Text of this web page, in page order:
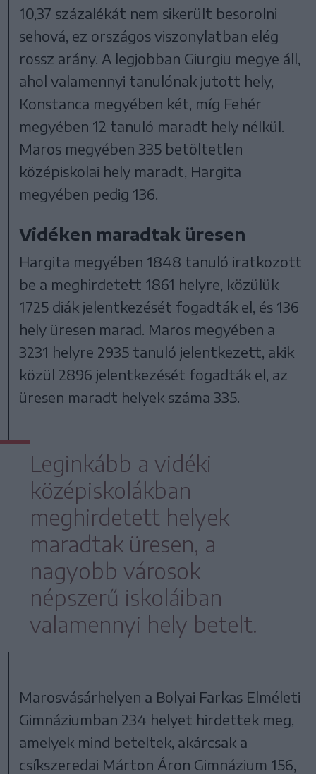
10,37 százalékát nem sikerült besorolni
sehová, ez országos viszonylatban elég
rossz arány. A legjobban Giurgiu megye áll,
ahol valamennyi tanulónak jutott hely,
Konstanca megyében két, míg Fehér
megyében 12 tanuló maradt hely nélkül.
Maros megyében 335 betöltetlen
középiskolai hely maradt, Hargita
megyében pedig 136.
Vidéken maradtak üresen
Hargita megyében 1848 tanuló iratkozott
be a meghirdetett 1861 helyre, közülük
1725 diák jelentkezését fogadták el, és 136
hely üresen marad. Maros megyében a
3231 helyre 2935 tanuló jelentkezett, akik
közül 2896 jelentkezését fogadták el, az
üresen maradt helyek száma 335.
Leginkább a vidéki
középiskolákban
meghirdetett helyek
maradtak üresen, a
nagyobb városok
népszerű iskoláiban
valamennyi hely betelt.
Marosvásárhelyen a Bolyai Farkas Elméleti
Gimnáziumban 234 helyet hirdettek meg,
amelyek mind beteltek, akárcsak a
csíkszeredai Márton Áron Gimnázium 156,